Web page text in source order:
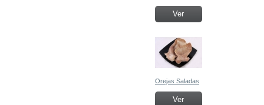
Ver
Orejas Saladas
Ver